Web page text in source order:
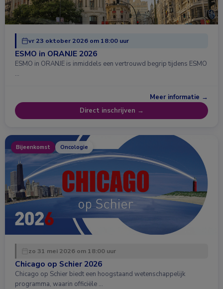
vr 23 oktober 2026 om 18:00 uur
ESMO in ORANJE 2026
ESMO in ORANJE is inmiddels een vertrouwd begrip tijdens ESMO
…
Meer informatie →
Direct inschrijven →
Bijeenkomst Oncologie
zo 31 mei 2026 om 18:00 uur
Chicago op Schier 2026
Chicago op Schier biedt een hoogstaand wetenschappelijk
programma, waarin officiële …